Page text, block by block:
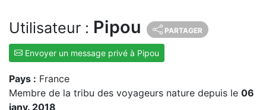
Utilisateur : Pipou PARTAGER
Envoyer un message privé à Pipou
Pays : France
Membre de la tribu des voyageurs nature depuis le 06
janv. 2018